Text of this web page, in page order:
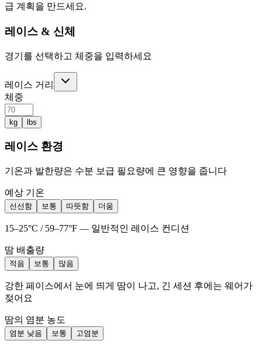
급 계획을 만드세요.
레이스 & 신체
경기를 선택하고 체중을 입력하세요
레이스 거리
체중
kg lbs
레이스 환경
기온과 발한량은 수분 보급 필요량에 큰 영향을 줍니다
예상 기온
선선함 보통 따뜻함 더움
15–25°C / 59–77°F — 일반적인 레이스 컨디션
땀 배출량
적음 보통 많음
강한 페이스에서 눈에 띄게 땀이 나고, 긴 세션 후에는 웨어가
젖어요
땀의 염분 농도
염분 낮음 보통 고염분